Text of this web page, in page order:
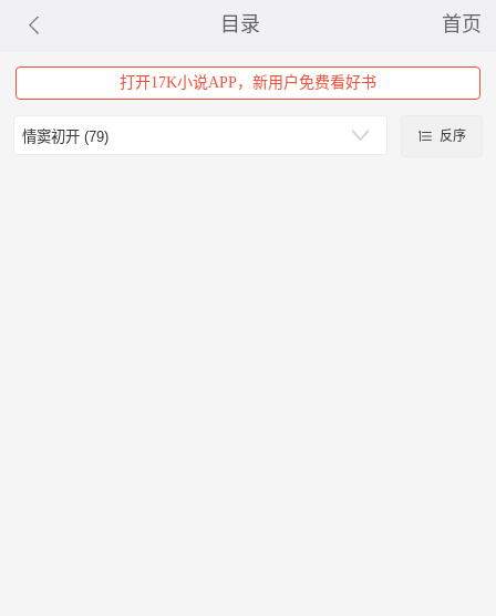
目录 首页
打开17K小说APP，新用户免费看好书
反序